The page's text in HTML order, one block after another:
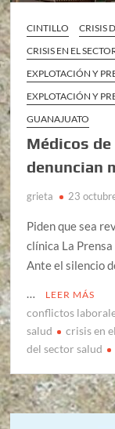
CINTILLO
CRISIS
CRISIS EN EL
EXPLOTACIÓN Y
EXPLOTACIÓN Y
GUANAJUATO
Médicos
denuncian
grieta 23
Piden que sea
clínica La
Ante el silencio
…
LEER MÁS
conflictos
salud
crisis en
del sector salud